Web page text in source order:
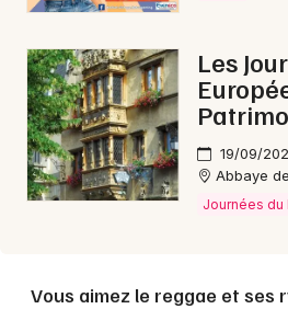
71 - Saône-et-Loire
Mon email
Je
Les
19/09/
Abbaye
Journées du
Vous aimez le reggae et ses